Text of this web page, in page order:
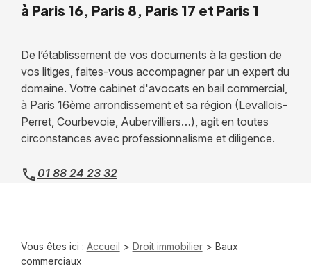
à Paris 16, Paris 8, Paris 17 et Paris 1
De l’établissement de vos documents à la gestion de
vos litiges, faites-vous accompagner par un expert du
domaine. Votre cabinet d'avocats en bail commercial,
à Paris 16ème arrondissement et sa région (Levallois-
Perret, Courbevoie, Aubervilliers…), agit en toutes
circonstances avec professionnalisme et diligence.
01 88 24 23 32
Vous êtes ici : Accueil > Droit immobilier> Baux
commerciaux